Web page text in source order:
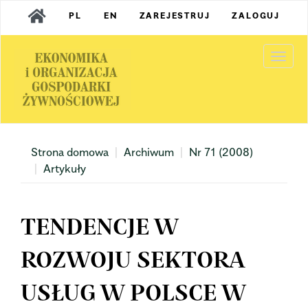
Main
Navigation
Content
Sidebar
PL EN ZAREJESTRUJ ZALOGUJ
Strona domowa Archiwum
Nr 71 (2008)
Artykuły
TENDENCJE W
ROZWOJU SEKTORA
USŁUG W POLSCE W